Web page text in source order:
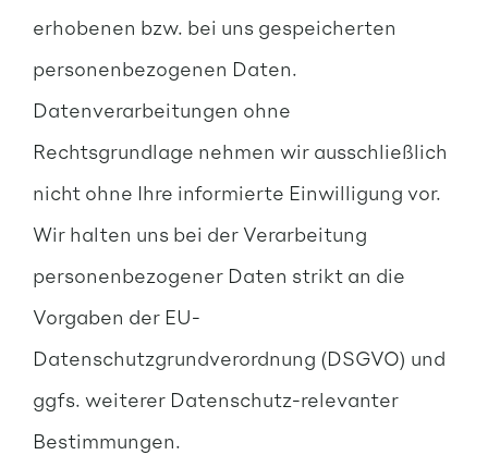
erhobenen bzw. bei uns gespeicherten
personenbezogenen Daten.
Datenverarbeitungen ohne
Rechtsgrundlage nehmen wir ausschließlich
nicht ohne Ihre informierte Einwilligung vor.
Wir halten uns bei der Verarbeitung
personenbezogener Daten strikt an die
Vorgaben der EU-
Datenschutzgrundverordnung (DSGVO) und
ggfs. weiterer Datenschutz-relevanter
Bestimmungen.